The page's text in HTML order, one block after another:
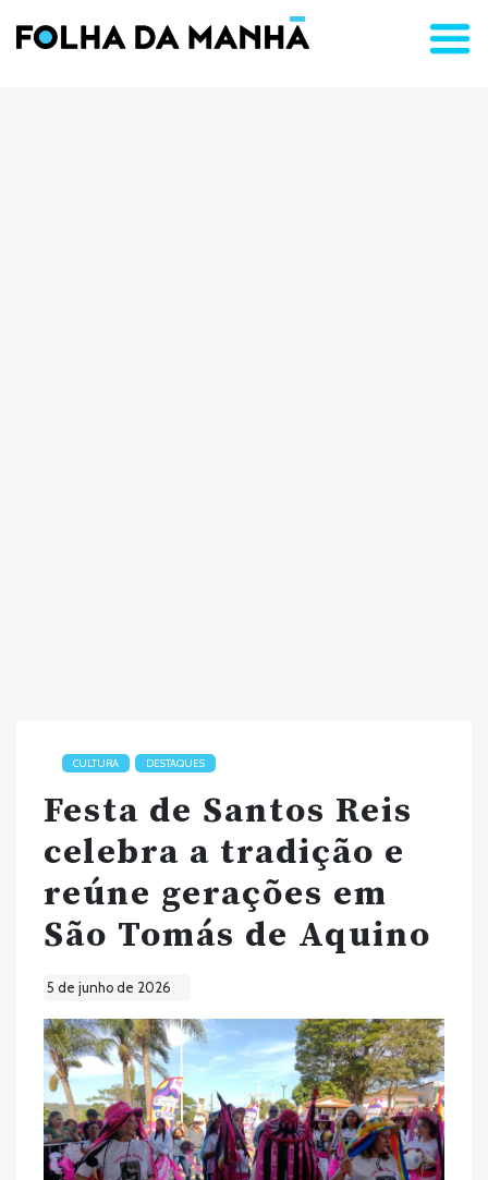
CULTURA DESTAQUES
Festa de Santos Reis
celebra a tradição e
reúne gerações em
São Tomás de Aquino
5 de junho de 2026